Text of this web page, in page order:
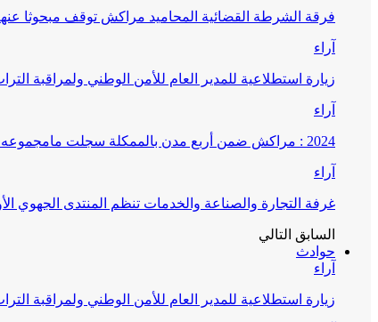
فرقة الشرطة القضائية المحاميد مراكش توقف مبحوثا
آراء
زيارة استطلاعية للمدير العام للأمن الوطني ولمراقبة
آراء
2024 : مراكش ضمن أربع مدن بالممكلة سجلت مامجموعه 656 قضية تتعلق بغسيل الأموال
آراء
غرفة التجارة والصناعة والخدمات تنظم المنتدى الجهوي
السابق التالي
حوادث
آراء
زيارة استطلاعية للمدير العام للأمن الوطني ولمراقبة